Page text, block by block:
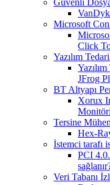
Güvenli
Microsoft
Click
Yazılım
JFrog
BT Altyapı
Xorux
Tersine
Hex-
İstemci tarafı
PCI
Veri Tabanı